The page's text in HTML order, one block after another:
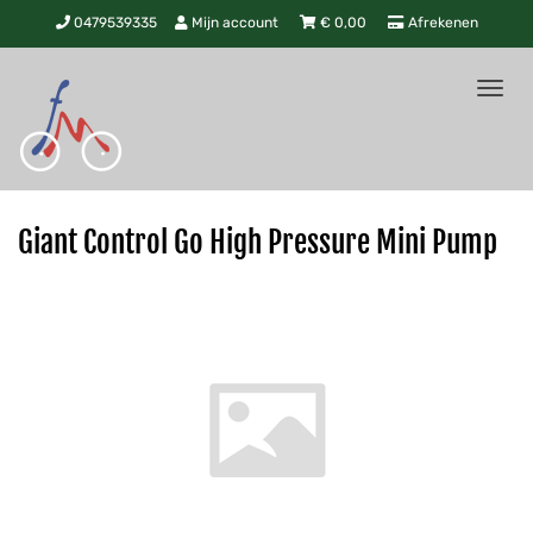
0479539335 Mijn account € 0,00 Afrekenen
Giant Control Go High Pressure Mini Pump